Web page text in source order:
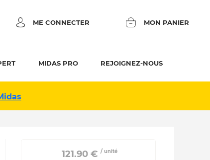
ME CONNECTER MON PANIER
MIDAS PRO REJOIGNEZ-NOUS
121.90 € / unité